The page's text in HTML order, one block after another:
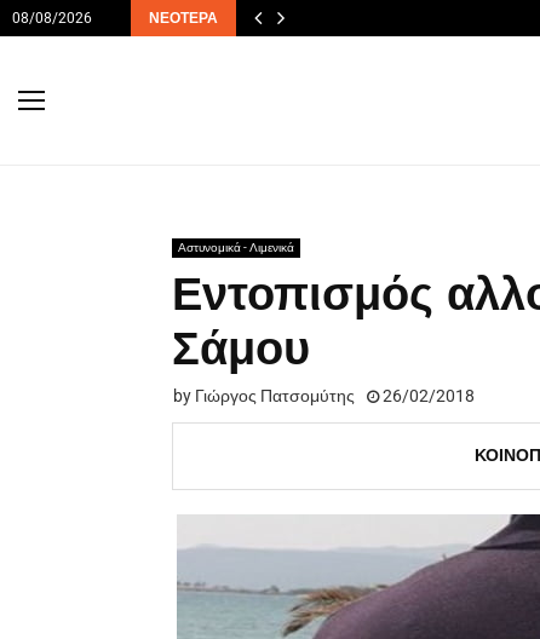
08/08/2026 ΝΕΌΤΕΡΑ
Αστυνομικά - Λιμενικά
Εντοπισμός
Σάμου
by Γιώργος Πατσομύτης 26/02/2018